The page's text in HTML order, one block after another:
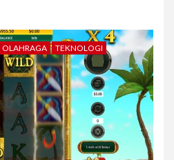
OLAHRAGA TEKNOLOGI